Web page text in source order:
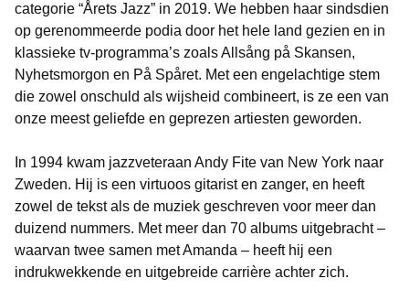
categorie “Årets Jazz” in 2019. We hebben haar sindsdien
op gerenommeerde podia door het hele land gezien en in
klassieke tv-programma’s zoals Allsång på Skansen,
Nyhetsmorgon en På Spåret. Met een engelachtige stem
die zowel onschuld als wijsheid combineert, is ze een van
onze meest geliefde en geprezen artiesten geworden.
In 1994 kwam jazzveteraan Andy Fite van New York naar
Zweden. Hij is een virtuoos gitarist en zanger, en heeft
zowel de tekst als de muziek geschreven voor meer dan
duizend nummers. Met meer dan 70 albums uitgebracht –
waarvan twee samen met Amanda – heeft hij een
indrukwekkende en uitgebreide carrière achter zich.